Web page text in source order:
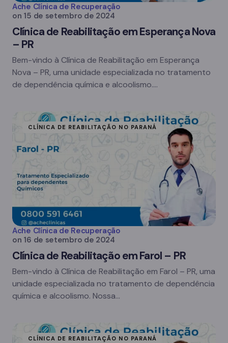
Ache Clínica de Recuperação
on 15 de setembro de 2024
Clínica de Reabilitação em Esperança Nova
– PR
Bem-vindo à Clínica de Reabilitação em Esperança
Nova – PR, uma unidade especializada no tratamento
de dependência química e alcoolismo.…
CLÍNICA DE REABILITAÇÃO NO PARANÁ
Ache Clínica de Recuperação
on 16 de setembro de 2024
Clínica de Reabilitação em Farol – PR
Bem-vindo à Clínica de Reabilitação em Farol – PR, uma
unidade especializada no tratamento de dependência
química e alcoolismo. Nossa…
CLÍNICA DE REABILITAÇÃO NO PARANÁ